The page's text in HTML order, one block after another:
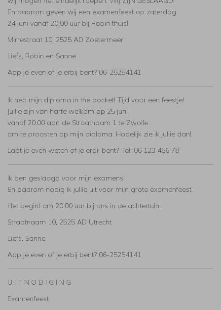
En daarom geven wij een examenfeest op zaterdag
24 juni vanaf 20:00 uur bij Robin thuis!
Mirrestraat 10, 2525 AD Zoetermeer
Liefs, Robin en Sanne
App je even of je erbij bent? 06-25254141
Ik heb mijn diploma in the pocket! Tijd voor een feestje!
Jullie zijn van harte welkom op 25 juni
vanaf 20.00 aan de Straatnaam 1 te Zwolle
om te proosten op mijn diploma. Hopelijk zie ik jullie dan!
Laat je even weten of je erbij bent? Tel: 06 123 456 78
Ik ben geslaagd voor mijn examens!
En daarom nodig ik jullie uit voor mijn grote examenfeest.
Het begint om 20:00 uur bij ons in de achtertuin.
Straatnaam 10, 2525 AD Utrecht
Liefs, Sanne
App je even of je erbij bent? 06-25254141
U I T N O D I G I N G
Examenfeest